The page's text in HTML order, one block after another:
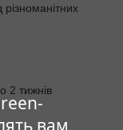
вам
2 тижнів